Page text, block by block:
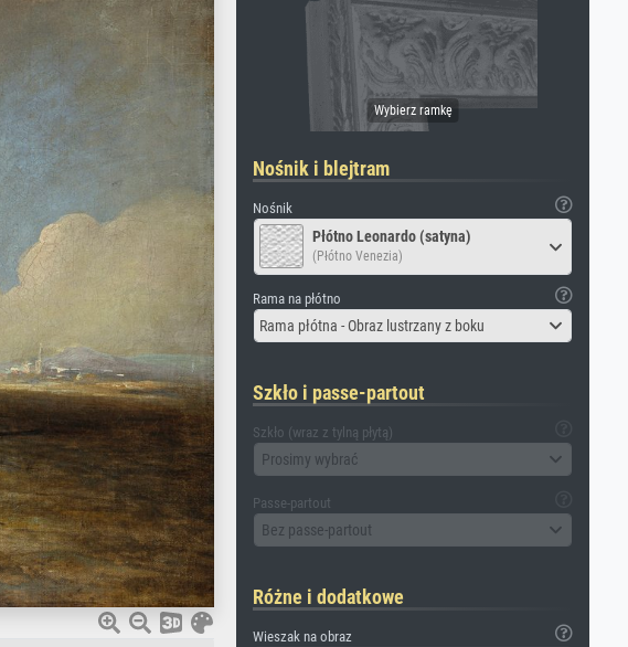
Nośnik i blejtram
Nośnik
Płótno Leonardo (satyna)
(Płótno Venezia)
Rama na płótno
Rama płótna - Obraz lustrzany z boku
Szkło i passe-partout
Szkło (wraz z tylną płytą)
Prosimy wybrać
Passe-partout
Bez passe-partout
Różne i dodatkowe
Wieszak na obraz